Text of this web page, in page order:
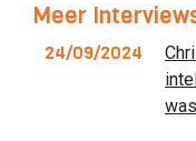
Meer
24/09/2024